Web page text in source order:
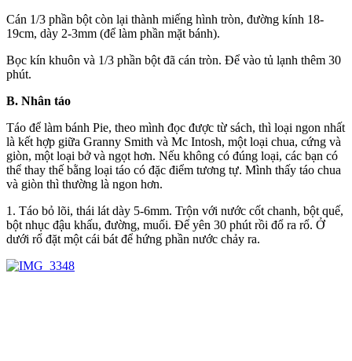
Cán 1/3 phần bột còn lại thành miếng hình tròn, đường kính 18-
19cm, dày 2-3mm (để làm phần mặt bánh).
Bọc kín khuôn và 1/3 phần bột đã cán tròn. Để vào tủ lạnh thêm 30
phút.
B. Nhân táo
Táo để làm bánh Pie, theo mình đọc được từ sách, thì loại ngon nhất
là kết hợp giữa Granny Smith và Mc Intosh, một loại chua, cứng và
giòn, một loại bở và ngọt hơn. Nếu không có đúng loại, các bạn có
thể thay thế bằng loại táo có đặc điểm tương tự. Mình thấy táo chua
và giòn thì thường là ngon hơn.
1. Táo bỏ lõi, thái lát dày 5-6mm. Trộn với nước cốt chanh, bột quế,
bột nhục đậu khấu, đường, muối. Để yên 30 phút rồi đổ ra rổ. Ở
dưới rổ đặt một cái bát để hứng phần nước chảy ra.